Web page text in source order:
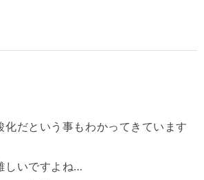
化だという事もわかってきています
しいですよね…